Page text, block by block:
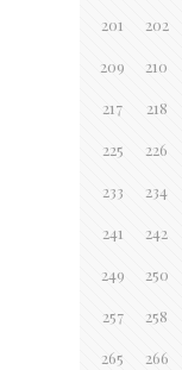
201 202
209 210
217 218
225 226
233 234
241 242
249 250
257 258
265 266